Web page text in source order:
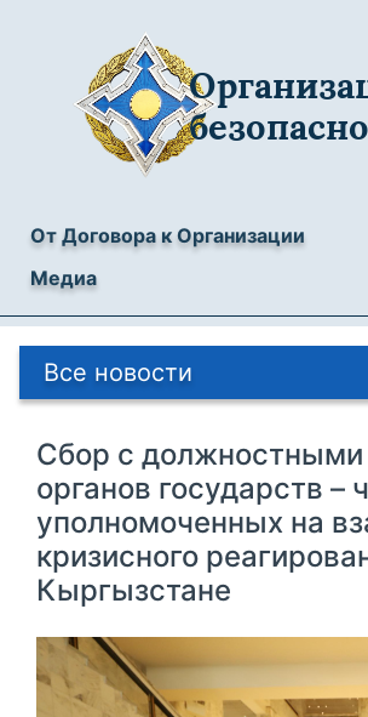
От Договора к Организации
Медиа
Все новости
Сбор с
органов государств –
уполномоченных на
кризисного
Кыргызстане